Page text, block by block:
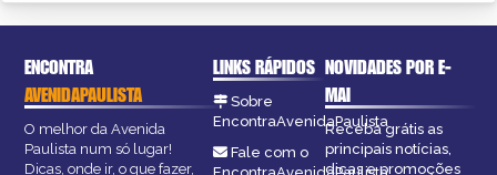
ENCONTRA
AVENIDAPAULISTA
O melhor da Avenida
Paulista num só lugar!
Dicas, onde ir, o que fazer,
LINKS RÁPIDOS
Sobre
EncontraAvenidaPaulista
Fale com o
NOVIDADES POR E-
MAI
Receba grátis as
principais notícias,
dicas e promoções